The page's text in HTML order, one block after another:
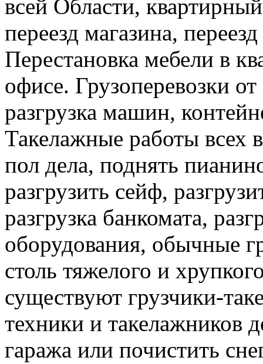
всей Области,
переезд магазина,
Перестановка мебели в
офисе. Грузоперевозки
разгрузка машин,
Такелажные работы всех
пол дела, поднять
разгрузить сейф,
разгрузка банкомата,
оборудования, обычные
столь тяжелого и
существуют грузчики-
техники и такелажников
гаража или почистить